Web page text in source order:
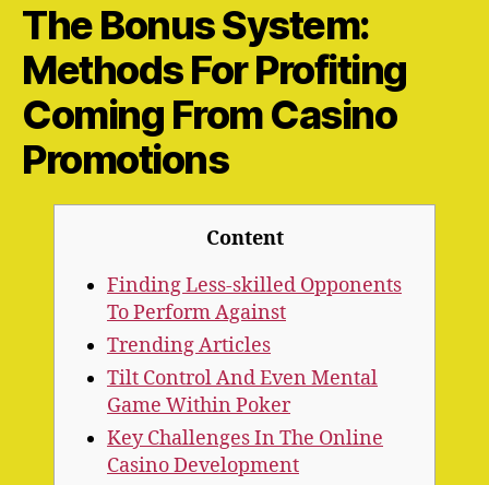
The Bonus System:
Methods For Profiting
Coming From Casino
Promotions
Content
Finding Less-skilled Opponents
To Perform Against
Trending Articles
Tilt Control And Even Mental
Game Within Poker
Key Challenges In The Online
Casino Development